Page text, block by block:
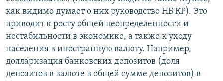
как видимо думает о них руководство НБ КР). Это
приводит к росту общей неопределенности и
нестабильности в экономике, а также к уходу
населения в иностранную валюту. Например,
долларизация банковских депозитов (доля
депозитов в валюте в общей сумме депозитов) в